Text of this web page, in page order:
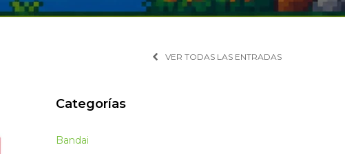
VER TODAS LAS ENTRADAS
Categorías
Bandai